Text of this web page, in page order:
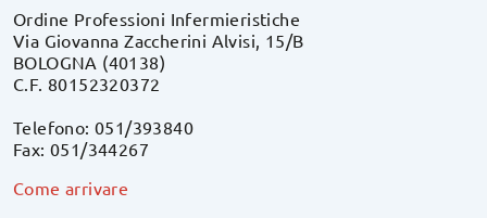
Ordine Professioni Infermieristiche
Via Giovanna Zaccherini Alvisi, 15/B
BOLOGNA (40138)
C.F. 80152320372
Telefono: 051/393840
Fax: 051/344267
Come arrivare